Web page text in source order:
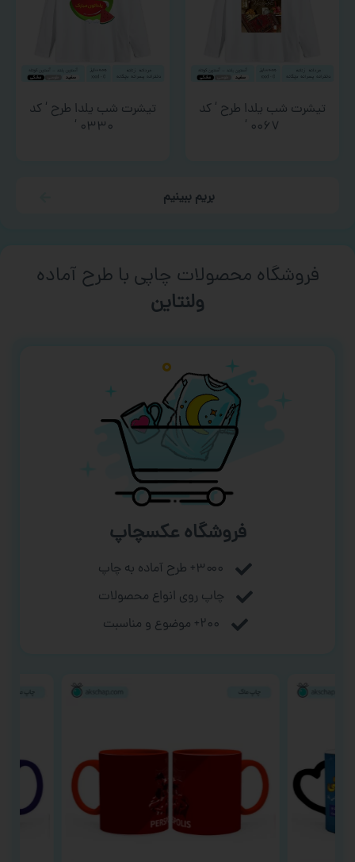
تیشرت شب یلدا طرح ‘ کد
۰۰۶۷ ‘
تیشرت شب یلدا طرح ‘ کد
۰۳۳۰ ‘
بریم ببینیم
فروشگاه محصولات چاپی با طرح آماده
ورزشی
فروشگاه عکسچاپ
۳۰۰۰+ طرح آماده به چاپ
چاپ روی انواع محصولات
۲۰۰+ موضوع و مناسبت